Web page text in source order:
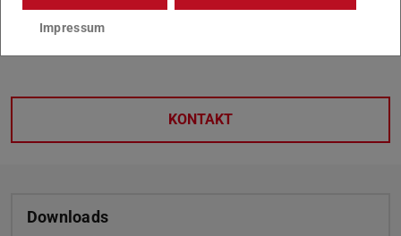
Personalveränderungen
Informationen lesen
KONTAKT
Downloads
Impressum